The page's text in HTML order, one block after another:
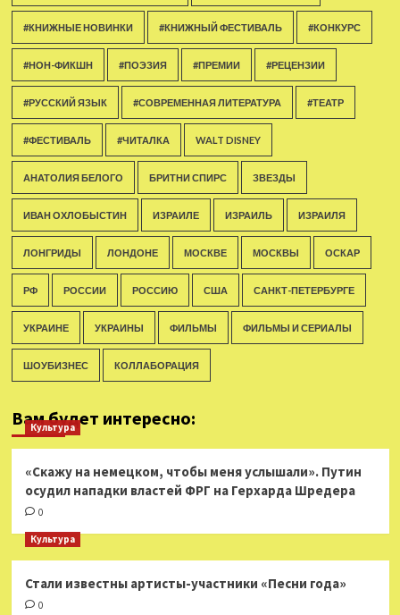
#КНИЖНЫЕ НОВИНКИ #КНИЖНЫЙ ФЕСТИВАЛЬ #КОНКУРС
#НОН-ФИКШН #ПОЭЗИЯ #ПРЕМИИ #РЕЦЕНЗИИ
#РУССКИЙ ЯЗЫК #СОВРЕМЕННАЯ ЛИТЕРАТУРА #ТЕАТР
#ФЕСТИВАЛЬ #ЧИТАЛКА WALT DISNEY
АНАТОЛИЯ БЕЛОГО БРИТНИ СПИРС ЗВЕЗДЫ
ИВАН ОХЛОБЫСТИН ИЗРАИЛЕ ИЗРАИЛЬ ИЗРАИЛЯ
ЛОНГРИДЫ ЛОНДОНЕ МОСКВЕ МОСКВЫ ОСКАР
РФ РОССИИ РОССИЮ США САНКТ-ПЕТЕРБУРГЕ
УКРАИНЕ УКРАИНЫ ФИЛЬМЫ ФИЛЬМЫ И СЕРИАЛЫ
ШОУБИЗНЕС КОЛЛАБОРАЦИЯ
Вам будет интересно:
Культура
«Скажу на немецком, чтобы меня услышали». Путин
осудил нападки властей ФРГ на Герхарда Шредера
0
Культура
Стали известны артисты-участники «Песни года»
0